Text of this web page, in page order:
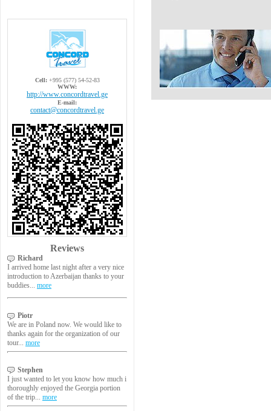
Cell:+995 (577) 54-52-83
WWW:
http://www.concordtravel.ge
E-mail:
contact@concordtravel.ge
Reviews
Richard
I arrived home last night after a very nice
introduction to Azerbaijan thanks to your
buddies... more
Piotr
We are in Poland now. We would like to
thanks again for the organization of our
tour... more
Stephen
I just wanted to let you know how much i
thoroughly enjoyed the Georgia portion
of the trip... more